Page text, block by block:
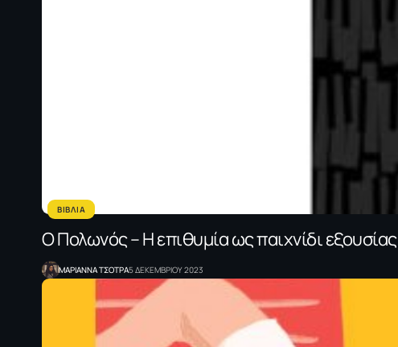
ΒΙΒΛΙΑ
Ο Πολωνός – Η επιθυμία ως παιχνίδι εξουσίας
ΜΑΡΙΑΝΝΑ ΤΣΟΤΡΑ5 ΔΕΚΕΜΒΡΙΟΥ 2023